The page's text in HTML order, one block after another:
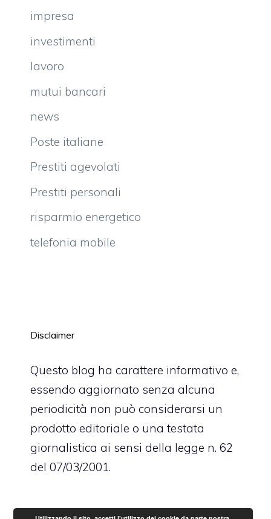
impresa
investimenti
lavoro
mutui bancari
news
Poste italiane
Prestiti agevolati
Prestiti personali
risparmio energetico
telefonia mobile
Disclaimer
Questo blog ha carattere informativo e,
essendo aggiornato senza alcuna
periodicità non può considerarsi un
prodotto editoriale o una testata
giornalistica ai sensi della legge n. 62
del 07/03/2001.